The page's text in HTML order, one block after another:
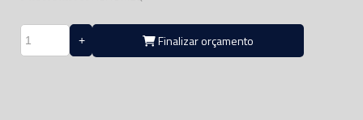
Finalizar orçamento